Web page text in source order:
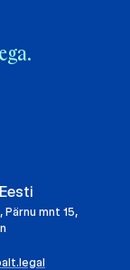
Pärnu mnt 15,